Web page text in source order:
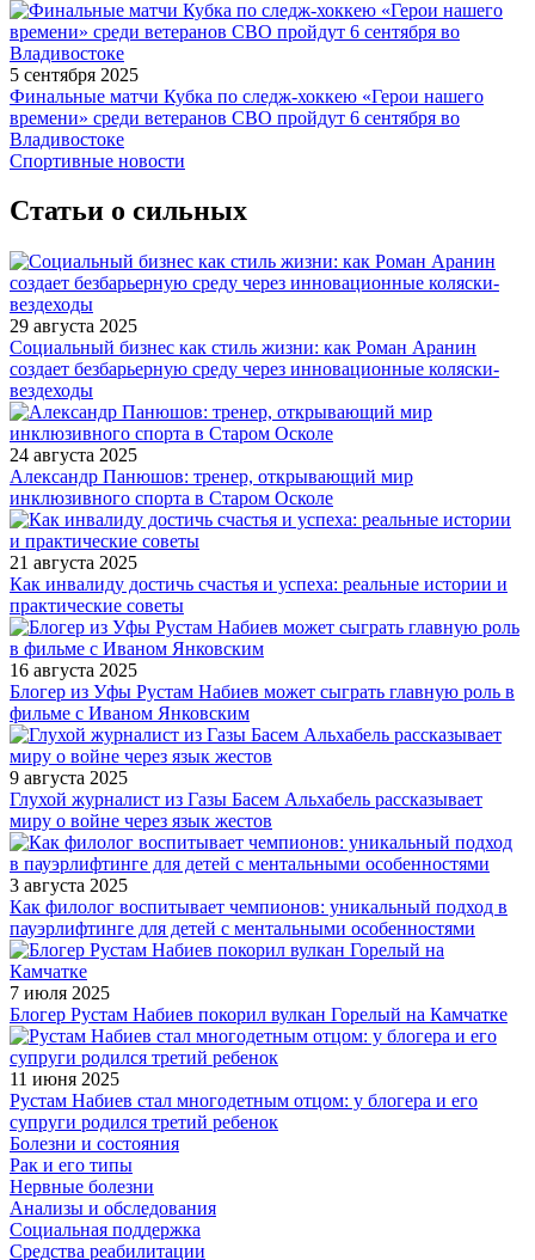
5 сентября 2025
Финальные матчи Кубка по следж-хоккею «Герои нашего
времени» среди ветеранов СВО пройдут 6 сентября во
Владивостоке
Спортивные новости
Статьи о сильных
29 августа 2025
Социальный бизнес как стиль жизни: как Роман Аранин
создает безбарьерную среду через инновационные коляски-
вездеходы
24 августа 2025
Александр Панюшов: тренер, открывающий мир
инклюзивного спорта в Старом Осколе
21 августа 2025
Как инвалиду достичь счастья и успеха: реальные истории и
практические советы
16 августа 2025
Блогер из Уфы Рустам Набиев может сыграть главную роль в
фильме с Иваном Янковским
9 августа 2025
Глухой журналист из Газы Басем Альхабель рассказывает
миру о войне через язык жестов
3 августа 2025
Как филолог воспитывает чемпионов: уникальный подход в
пауэрлифтинге для детей с ментальными особенностями
7 июля 2025
Блогер Рустам Набиев покорил вулкан Горелый на Камчатке
11 июня 2025
Рустам Набиев стал многодетным отцом: у блогера и его
супруги родился третий ребенок
Болезни и состояния
Рак и его типы
Нервные болезни
Анализы и обследования
Социальная поддержка
Средства реабилитации